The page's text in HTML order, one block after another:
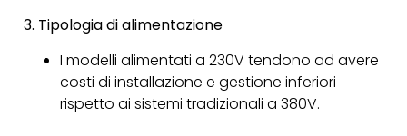
3. Tipologia di alimentazione
I modelli alimentati a 230V tendono ad avere
costi di installazione e gestione inferiori
rispetto ai sistemi tradizionali a 380V.